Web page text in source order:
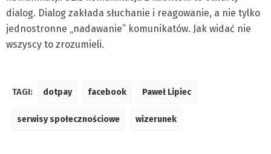
dialog. Dialog zakłada słuchanie i reagowanie, a nie tylko
jednostronne „nadawanie” komunikatów. Jak widać nie
wszyscy to zrozumieli.
TAGI: dotpay facebook Paweł Lipiec
serwisy społecznościowe wizerunek